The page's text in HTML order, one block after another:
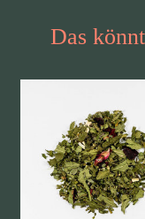
Das
Produkt-